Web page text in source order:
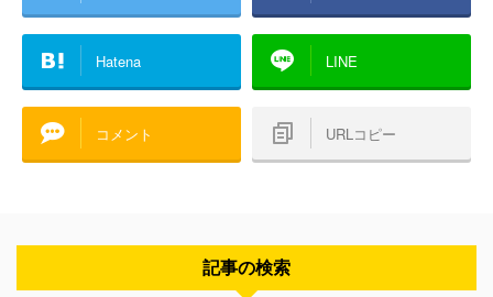
Hatena LINE
コメント URLコピー
記事の検索